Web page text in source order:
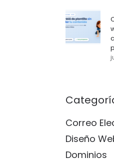
Correo
Diseño
Dominios